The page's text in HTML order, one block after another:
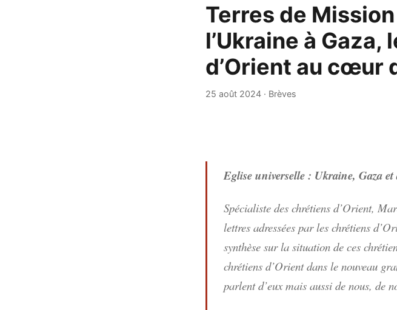
Terres de Mission
l’Ukraine à
d’Orient au cœur
25 août 2024 · Brèves
Eglise universelle : Ukraine, Gaza et
Spécialiste des chrétiens d’Orient,
lettres adressées par les chrétiens
synthèse sur la situation de ces
chrétiens d’Orient dans le nouveau
parlent d’eux mais aussi de nous, de